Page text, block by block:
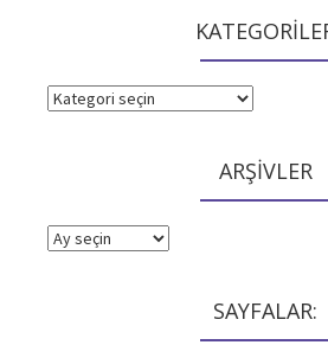
KATEGORİLER
ARŞİVLER
ARŞİVLER
SAYFALAR: